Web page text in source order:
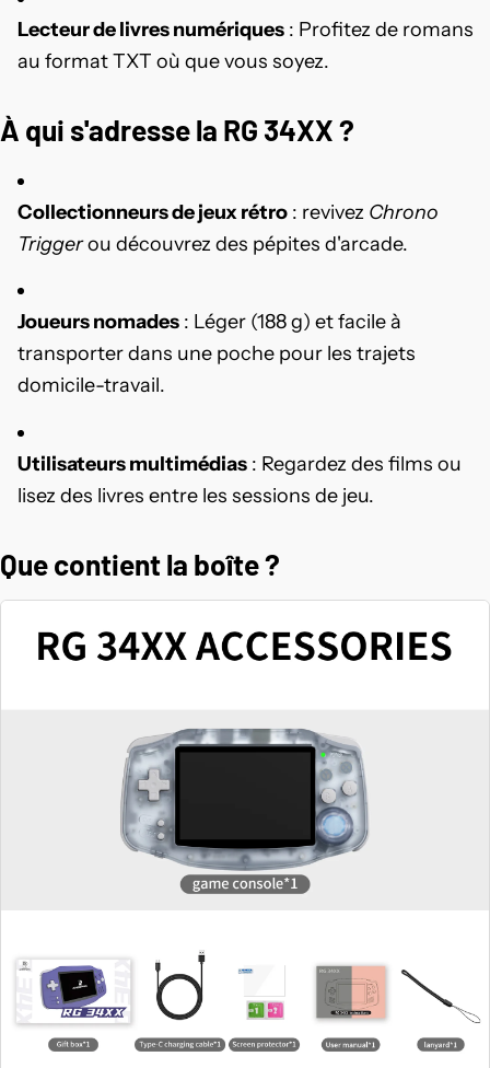
Lecteur de livres numériques : Profitez de romans
au format TXT où que vous soyez.
À qui s'adresse la RG 34XX ?
Collectionneurs de jeux rétro : revivez Chrono
Triggerou découvrez des pépites d'arcade.
Joueurs nomades : Léger (188 g) et facile à
transporter dans une poche pour les trajets
domicile-travail.
Utilisateurs multimédias : Regardez des films ou
lisez des livres entre les sessions de jeu.
Que contient la boîte ?